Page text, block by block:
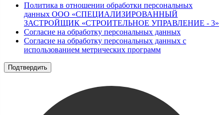
Политика в отношении обработки персональных
данных ООО «СПЕЦИАЛИЗИРОВАННЫЙ
ЗАСТРОЙЩИК «СТРОИТЕЛЬНОЕ УПРАВЛЕНИЕ - 3»
Согласие на обработку персональных данных
Согласие на обработку персональных данных с
использованием метрических программ
Подтвердить